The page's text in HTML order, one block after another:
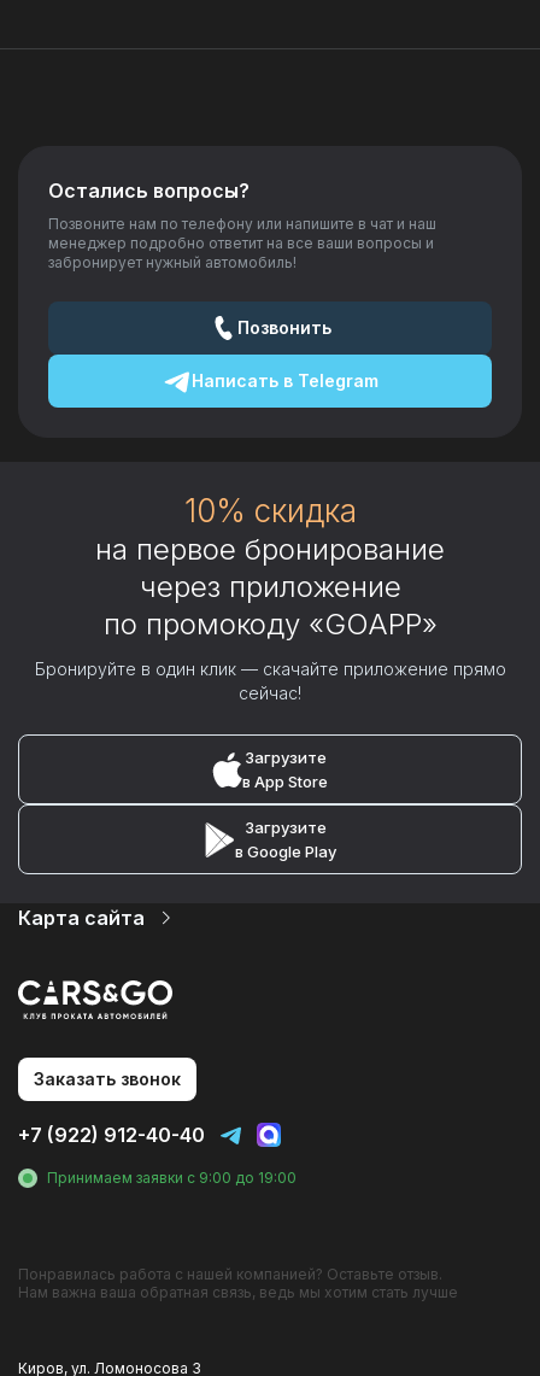
Остались вопросы?
Позвоните нам по телефону или напишите в чат и наш
менеджер подробно ответит на все ваши вопросы и
забронирует нужный автомобиль!
Позвонить
Написать вTelegram
10% скидка
на первое бронирование
через приложение
по промокоду «GOAPP»
Бронируйте в один клик — скачайте приложение прямо
сейчас!
Загрузите
в App Store
Загрузите
в Google Play
Карта сайта
Услуги
О компании
Аренда авто без водителя
Аренда с водителем
Долгосрочная аренда
Комфорт
Lada
Omoda
Volkswagen
Заказать звонок
+7 (922) 912-40-40
Принимаем заявки с 9:00 до 19:00
Понравилась работа с нашей компанией? Оставьте отзыв.
Нам важна ваша обратная связь, ведь мы хотим стать лучше
Киров, ул. Ломоносова 3